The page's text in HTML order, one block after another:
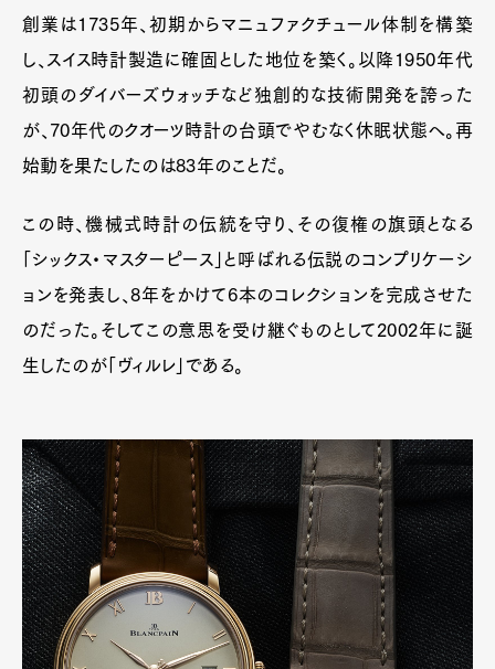
創業は1735年、初期からマニュファクチュール体制を構築
し、スイス時計製造に確固とした地位を築く。以降1950年代
初頭のダイバーズウォッチなど独創的な技術開発を誇った
が、70年代のクオーツ時計の台頭でやむなく休眠状態へ。再
始動を果たしたのは83年のことだ。
この時、機械式時計の伝統を守り、その復権の旗頭となる
「シックス・マスターピース」と呼ばれる伝説のコンプリケーシ
ョンを発表し、8年をかけて6本のコレクションを完成させた
のだった。そしてこの意思を受け継ぐものとして2002年に誕
生したのが「ヴィルレ」である。